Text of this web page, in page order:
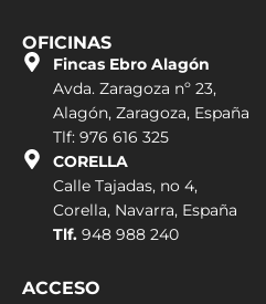
OFICINAS
Fincas Ebro Alagón
Avda. Zaragoza nº 23,
Alagón, Zaragoza, España
Tlf: 976 616 325
CORELLA
Calle Tajadas, no 4,
Corella, Navarra, España
Tlf. 948 988 240
ACCESO